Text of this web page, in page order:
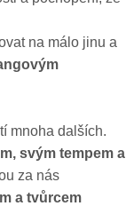
na málo jinu a
mnoha dalších.
svým tempem a
za nás
a tvůrcem